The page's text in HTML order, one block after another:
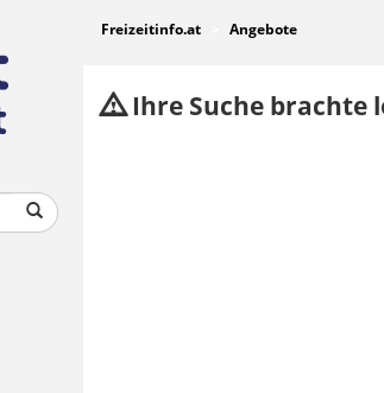
Freizeitinfo.at Angebote
Ihre Suche brachte